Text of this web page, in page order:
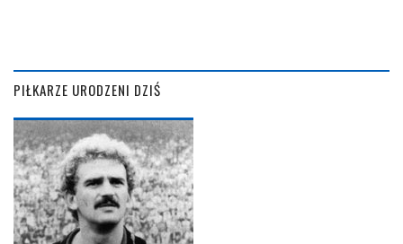
PIŁKARZE URODZENI DZIŚ